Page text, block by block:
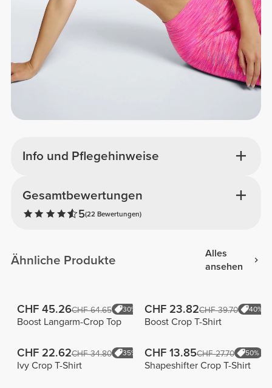
Info und Pflegehinweise
Gesamtbewertungen
5(22 Bewertungen)
Ähnliche Produkte
Alles
ansehen
CHF 45.26CHF 64.65 30%
Boost Langarm-Crop Top
CHF 23.82CHF 39.70 40%
Boost Crop T-Shirt
CHF 22.62CHF 34.80 35%
Ivy Crop T-Shirt
CHF 13.85CHF 27.70 50%
Shapeshifter Crop T-Shirt